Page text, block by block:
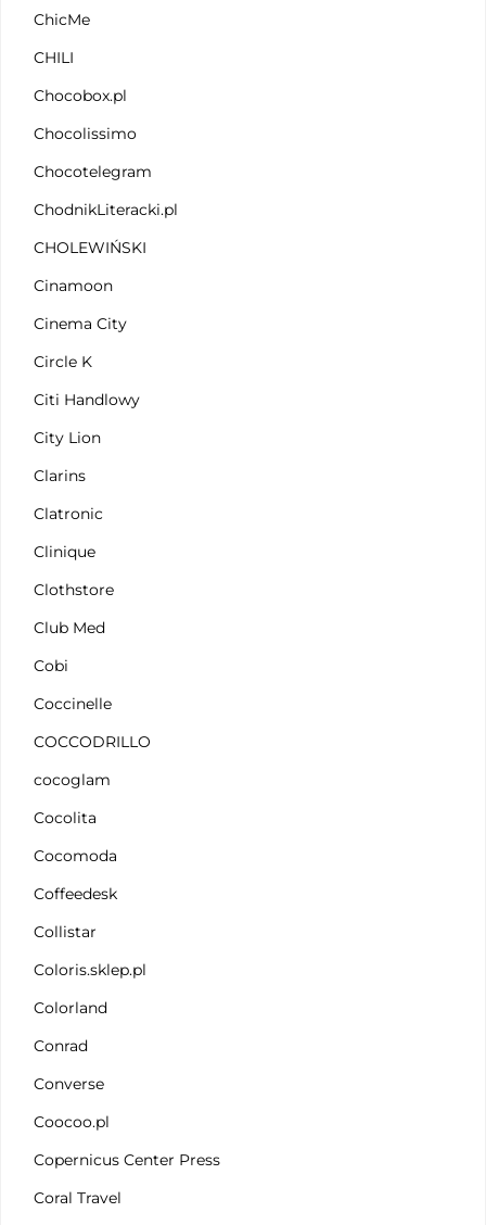
ChicMe
CHILI
Chocobox.pl
Chocolissimo
Chocotelegram
ChodnikLiteracki.pl
CHOLEWIŃSKI
Cinamoon
Cinema City
Circle K
Citi Handlowy
City Lion
Clarins
Clatronic
Clinique
Clothstore
Club Med
Cobi
Coccinelle
COCCODRILLO
cocoglam
Cocolita
Cocomoda
Coffeedesk
Collistar
Coloris.sklep.pl
Colorland
Conrad
Converse
Coocoo.pl
Copernicus Center Press
Coral Travel